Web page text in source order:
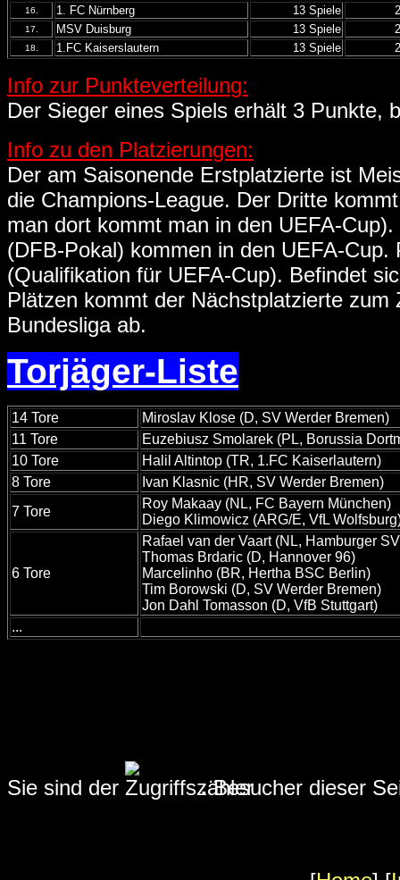
16. 1. FC Nürnberg 13 Spiele
17. MSV Duisburg 13 Spiele
18. 1.FC Kaiserslautern 13 Spiele
Info zur Punkteverteilung:
Der Sieger eines Spiels erhält 3 Punkte,
Info zu den Platzierungen:
Der am Saisonende Erstplatzierte ist
die Champions-League. Der Dritte
man dort kommt man in den UEFA-
(DFB-Pokal) kommen in den UEFA-
(Qualifikation für UEFA-Cup). Befindet
Plätzen kommt der Nächstplatzierte
Bundesliga ab.
Torjäger-Liste
14 Tore
Miroslav Klose (D, SV Werder Bremen)
11 Tore
Euzebiusz Smolarek (PL, Borussia
10 Tore
Halil Altintop (TR, 1.FC Kaiserlautern)
8 Tore
Ivan Klasnic (HR, SV Werder Bremen)
7 Tore
Roy Makaay (NL, FC Bayern München)
Diego Klimowicz (ARG/E, VfL
6 Tore
Rafael van der Vaart (NL, Hamburger
Thomas Brdaric (D, Hannover 96)
Marcelinho (BR, Hertha BSC Berlin)
Tim Borowski (D, SV Werder Bremen)
Jon Dahl Tomasson (D, VfB Stuttgart)
...
Sie sind der .Besucher dieser